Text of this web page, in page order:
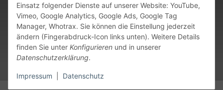
Einsatz folgender Dienste auf unserer Website: YouTube,
Vimeo, Google Analytics, Google Ads, Google Tag
Manager, Whotrax. Sie können die Einstellung jederzeit
ändern (Fingerabdruck-Icon links unten). Weitere Details
finden Sie unter Konfigurieren und in unserer
Datenschutzerklärung.
Impressum Datenschutz
Vertrag widerrufen
* Alle Preise inkl. gesetzlicher USt., zzgl. Versand
. Bei sofort
verfügbaren Artikeln erfolgt der Versand innerhalb von 24